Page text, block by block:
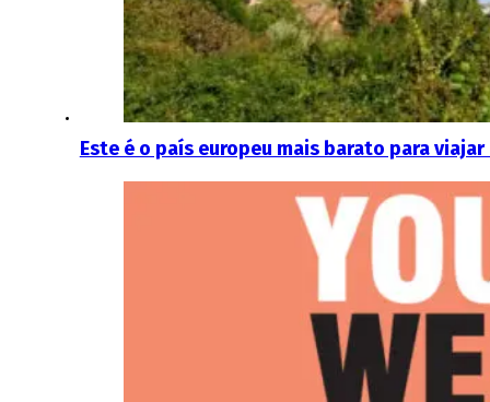
Este é o país europeu mais barato para